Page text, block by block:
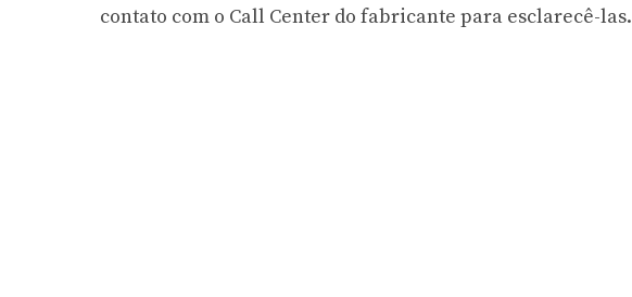
contato com o Call Center do fabricante para esclarecê-las.